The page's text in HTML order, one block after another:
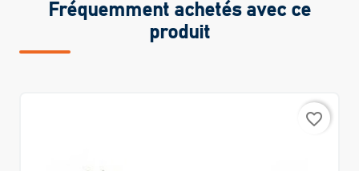
Fréquemment achetés avec ce
produit
favorite_border